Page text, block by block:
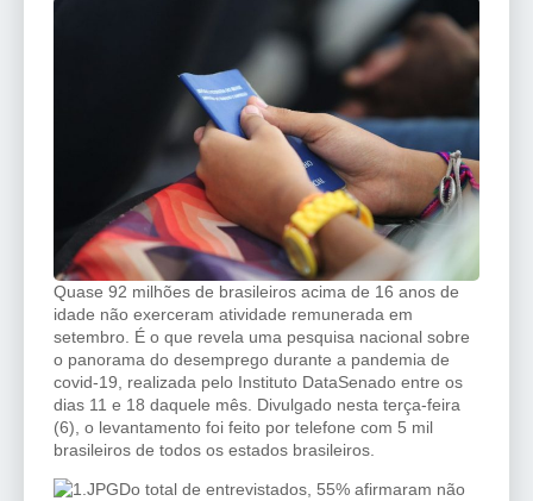
Quase 92 milhões de brasileiros acima de 16 anos de
idade não exerceram atividade remunerada em
setembro. É o que revela uma pesquisa nacional sobre
o panorama do desemprego durante a pandemia de
covid-19, realizada pelo Instituto DataSenado entre os
dias 11 e 18 daquele mês. Divulgado nesta terça-feira
(6), o levantamento foi feito por telefone com 5 mil
brasileiros de todos os estados brasileiros.
Do total de entrevistados, 55% afirmaram não